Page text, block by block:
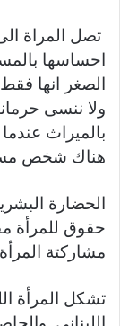
تصل المراة
احساسها
الصغر انها
ولا ننسى
بالميراث
هناك شخص
الحضارة
حقوق للمرأة
مشاركتة
تشكل المرأة